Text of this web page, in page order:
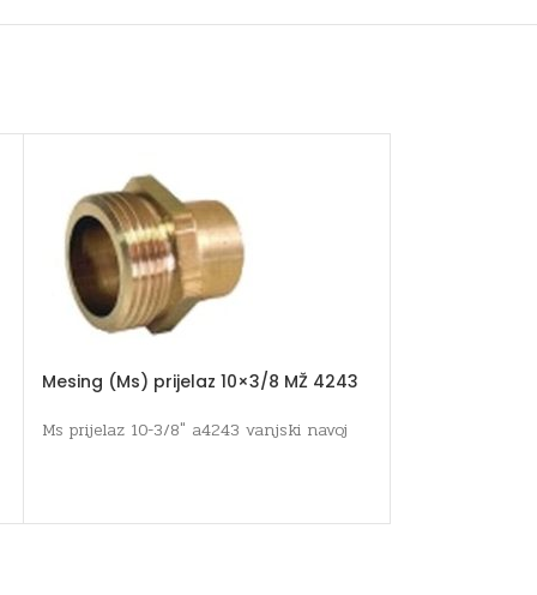
Mesing (Ms) prijelaz 10×3/8 MŽ 4243
Ms prijelaz 10-3/8" a4243 vanjski navoj